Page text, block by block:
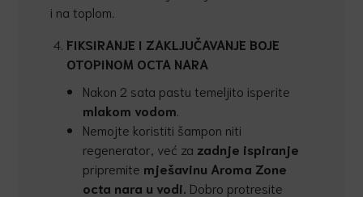
i na toplom
FIKSIRANJE I ZAKLJUČAVANJE BOJE
OTOPINOM OCTA NARA
Nakon 2 sata pastu temeljito isperite
mlakom vodom
Nemojte koristiti šampon niti
regenerator, već za zadnje ispiranje
pripremite mješavinu Aroma Zone
octa nara u vodi.Dobro protresite